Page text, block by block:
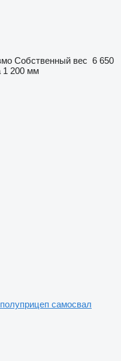
Собственный вес 6 650
1 200 мм
самосвал